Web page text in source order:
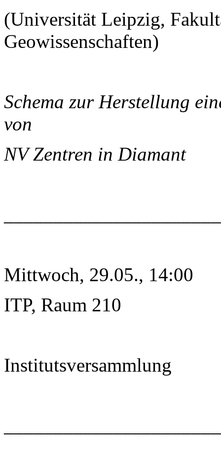
(Universität Leipzig,
Geowissenschaften)
Schema zur Herstellung
von
NV Zentren in Diamant
Mittwoch, 29.05., 14:00
ITP, Raum 210
Institutsversammlung